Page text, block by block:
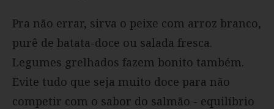
Pra não errar, sirva o peixe com arroz branco,
purê de batata-doce ou salada fresca.
Legumes grelhados fazem bonito também.
Evite tudo que seja muito doce para não
competir com o sabor do salmão - equilíbrio